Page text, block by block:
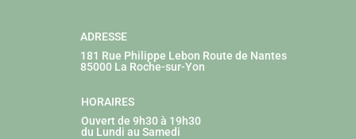
ADRESSE
181 Rue Philippe Lebon Route de Nantes
85000 La Roche-sur-Yon
HORAIRES
Ouvert de 9h30 à 19h30
du Lundi au Samedi